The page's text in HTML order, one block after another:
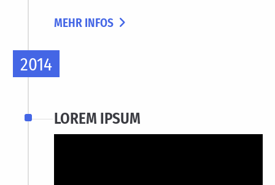
MEHR INFOS
2014
LOREM IPSUM